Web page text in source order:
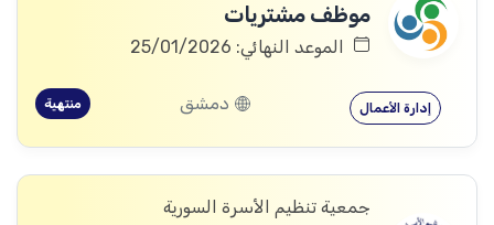
موظف مشتريات
الموعد النهائي: 25/01/2026
إدارة الأعمال دمشق منتهية
جمعية تنظيم الأسرة السورية